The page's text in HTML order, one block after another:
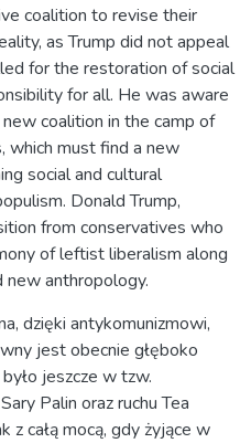
coalition to revise their
as Trump did not appeal
for the restoration of social
for all. He was aware
coalition in the camp of
which must find a new
social and cultural
Donald Trump,
from conservatives who
of leftist liberalism along
anthropology.
dzięki antykomunizmowi,
jest obecnie głęboko
jeszcze w tzw.
Palin oraz ruchu Tea
z całą mocą, gdy żyjące w